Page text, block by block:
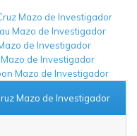
Mazo de Investigador
Mazo de Investigador
de Investigador
de Investigador
Mazo de Investigador
Mazo de Investigador